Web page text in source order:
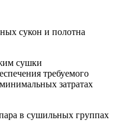
сукон и полотна
сушки
требуемого
затратах
в сушильных группах